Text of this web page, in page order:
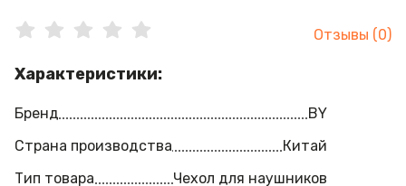
Отзывы (0)
Характеристики:
Бренд
BY
Страна производства
Китай
Тип товара
Чехол для наушников